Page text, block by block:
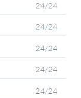
24/24
24/24
24/24
24/24
24/24